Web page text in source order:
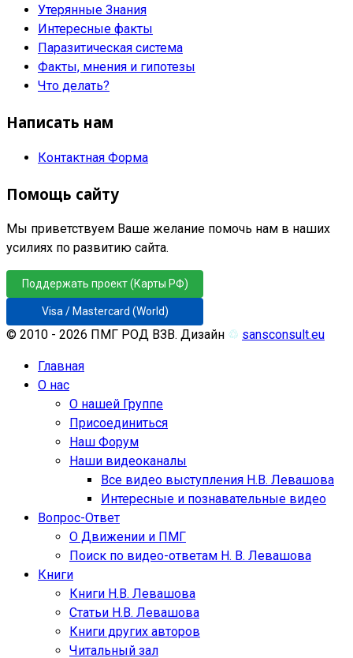
Утерянные Знания
Интересные факты
Паразитическая система
Факты, мнения и гипотезы
Что делать?
Написать нам
Контактная Форма
Помощь сайту
Мы приветствуем Ваше желание помочь нам в наших
усилиях по развитию сайта.
Поддержать проект (Карты РФ)
Visa / Mastercard (World)
© 2010 - 2026 ПМГ РОД ВЗВ. Дизайн ♲ sansconsult.eu
Главная
О нас
О нашей Группе
Присоединиться
Наш Форум
Наши видеоканалы
Все видео выступления Н.В. Левашова
Интересные и познавательные видео
Вопрос-Ответ
О Движении и ПМГ
Поиск по видео-ответам Н. В. Левашова
Книги
Книги Н.В. Левашова
Статьи Н.В. Левашова
Книги других авторов
Читальный зал